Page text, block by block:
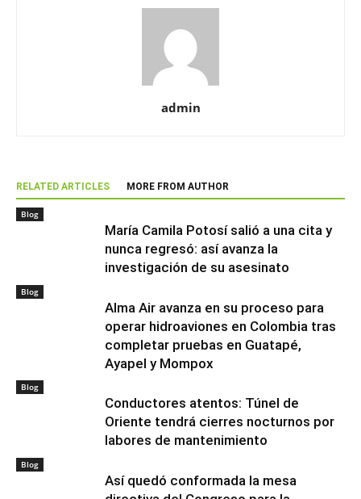
admin
RELATED ARTICLES MORE FROM AUTHOR
Blog
María Camila Potosí salió a una cita y
nunca regresó: así avanza la
investigación de su asesinato
Blog
Alma Air avanza en su proceso para
operar hidroaviones en Colombia tras
completar pruebas en Guatapé,
Ayapel y Mompox
Blog
Conductores atentos: Túnel de
Oriente tendrá cierres nocturnos por
labores de mantenimiento
Blog
Así quedó conformada la mesa